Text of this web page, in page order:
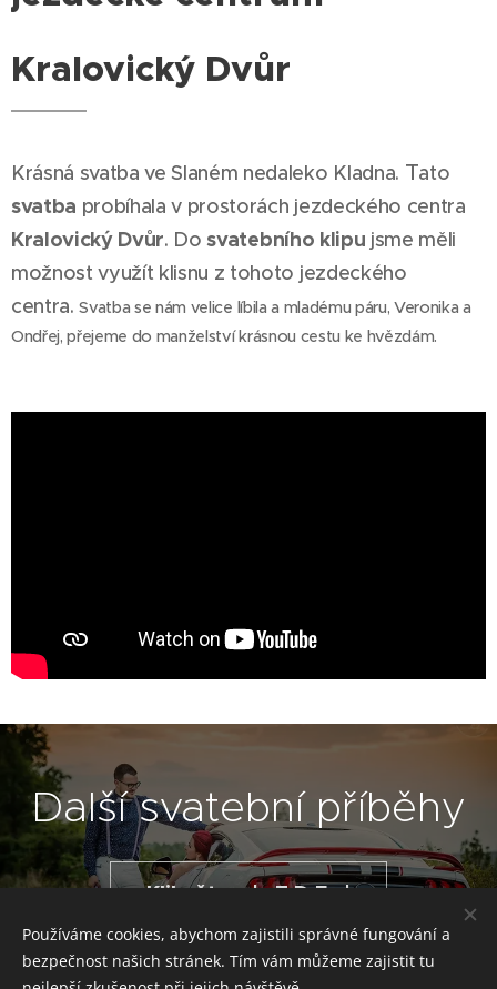
Kralovický Dvůr
Krásná svatba ve Slaném nedaleko Kladna. Tato
svatba probíhala v prostorách jezdeckého centra
Kralovický Dvůr. Dosvatebního klipu jsme měli
možnost využít klisnu z tohoto jezdeckého
centra.Svatba se nám velice líbila a mladému páru, Veronika a
Ondřej, přejeme do manželství krásnou cestu ke hvězdám.
Další svatební příběhy
Klikněte | Z D E |
Používáme cookies, abychom zajistili správné fungování a
bezpečnost našich stránek. Tím vám můžeme zajistit tu